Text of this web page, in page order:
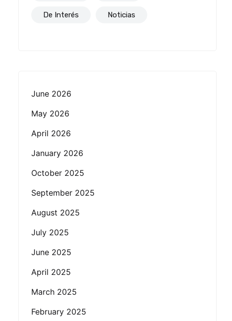
De Interés Noticias
June 2026
May 2026
April 2026
January 2026
October 2025
September 2025
August 2025
July 2025
June 2025
April 2025
March 2025
February 2025